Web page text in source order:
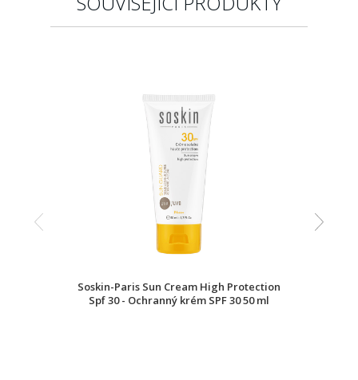
Soskin-Paris Sun Cream High Protection
Spf 30 - Ochranný krém SPF 30 50 ml